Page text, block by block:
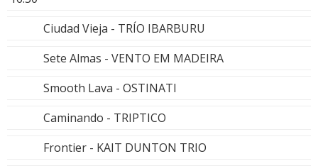
Ciudad Vieja - TRÍO IBARBURU
Sete Almas - VENTO EM MADEIRA
Smooth Lava - OSTINATI
Caminando - TRIPTICO
Frontier - KAIT DUNTON TRIO